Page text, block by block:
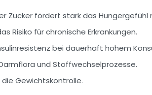
Zucker fördert stark das Hungergefühl
Risiko für chronische Erkrankungen.
bei dauerhaft hohem
und Stoffwechselprozesse.
die Gewichtskontrolle.